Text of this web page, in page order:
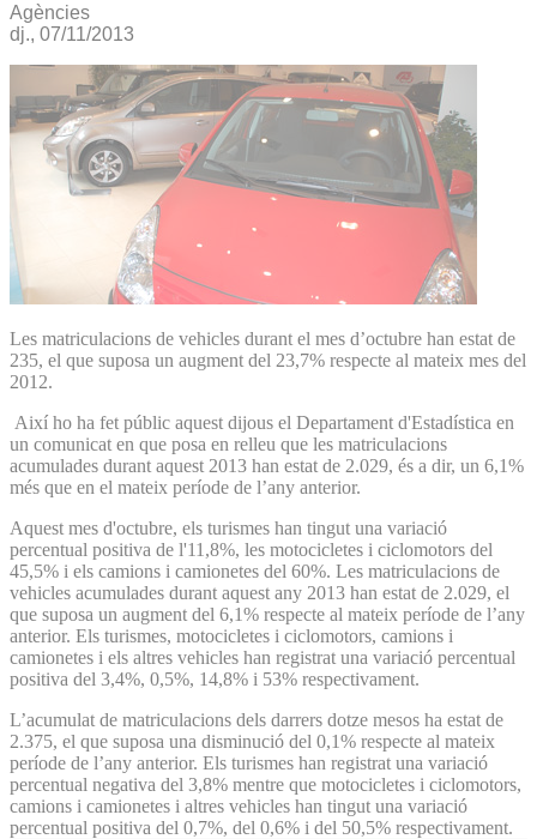
Agències
dj., 07/11/2013
Les matriculacions de vehicles durant el mes d’octubre han estat de
235, el que suposa un augment del 23,7% respecte al mateix mes del
2012.
Així ho ha fet públic aquest dijous el Departament d'Estadística en
un comunicat en que posa en relleu que les matriculacions
acumulades durant aquest 2013 han estat de 2.029, és a dir, un 6,1%
més que en el mateix període de l’any anterior.
Aquest mes d'octubre, els turismes han tingut una variació
percentual positiva de l'11,8%, les motocicletes i ciclomotors del
45,5% i els camions i camionetes del 60%. Les matriculacions de
vehicles acumulades durant aquest any 2013 han estat de 2.029, el
que suposa un augment del 6,1% respecte al mateix període de l’any
anterior. Els turismes, motocicletes i ciclomotors, camions i
camionetes i els altres vehicles han registrat una variació percentual
positiva del 3,4%, 0,5%, 14,8% i 53% respectivament.
L’acumulat de matriculacions dels darrers dotze mesos ha estat de
2.375, el que suposa una disminució del 0,1% respecte al mateix
període de l’any anterior. Els turismes han registrat una variació
percentual negativa del 3,8% mentre que motocicletes i ciclomotors,
camions i camionetes i altres vehicles han tingut una variació
percentual positiva del 0,7%, del 0,6% i del 50,5% respectivament.